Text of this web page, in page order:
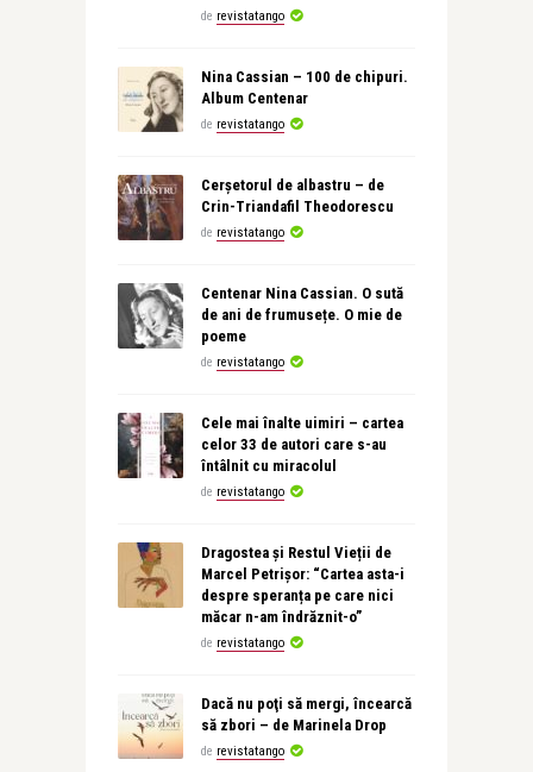
de revistatango
Nina Cassian – 100 de chipuri.
Album Centenar
de revistatango
Cerșetorul de albastru – de
Crin-Triandafil Theodorescu
de revistatango
Centenar Nina Cassian. O sută
de ani de frumusețe. O mie de
poeme
de revistatango
Cele mai înalte uimiri – cartea
celor 33 de autori care s-au
întâlnit cu miracolul
de revistatango
Dragostea și Restul Vieții de
Marcel Petrișor: “Cartea asta-i
despre speranța pe care nici
măcar n-am îndrăznit-o”
de revistatango
Dacă nu poţi să mergi, încearcă
să zbori – de Marinela Drop
de revistatango